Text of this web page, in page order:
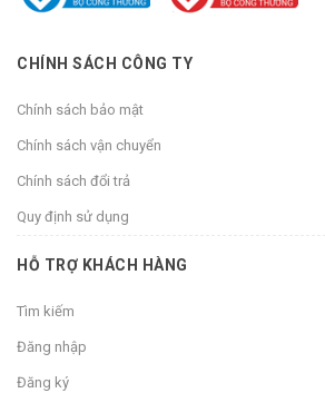
CHÍNH SÁCH CÔNG TY
Chính sách bảo mật
Chính sách vận chuyển
Chính sách đổi trả
Quy định sử dụng
HỖ TRỢ KHÁCH HÀNG
Tìm kiếm
Đăng nhập
Đăng ký